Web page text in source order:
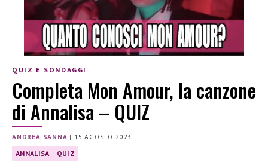
QUIZ E SONDAGGI
Completa Mon Amour, la canzone
di Annalisa – QUIZ
ANDREA SANNA | 15 AGOSTO 2023
ANNALISA QUIZ